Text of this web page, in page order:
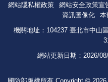
網站隱私權政策 網站安全政策宣
資訊圖像化
本
機關地址：104237 臺北市中山
網站更新日期： 2026/